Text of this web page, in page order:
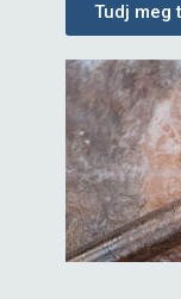
Tudj meg